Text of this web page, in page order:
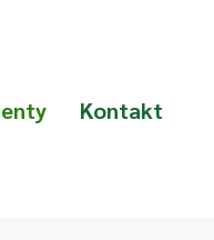
Kontakt